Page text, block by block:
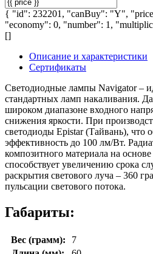
{ "id": 232201, "canBuy": "Y",
"economy": 0, "number": 1,
[]
Описание и характеристики
Сертификаты
Cветодиодные лампы Navigator –
стандартных ламп накаливания.
широком диапазоне входного
снижения яркости. При
светодиоды Epistar (Тайвань), что
эффективность до 100 лм/Вт.
композитного материала на
способствует увеличению срока
раскрытия светового луча – 360
пульсации светового потока.
Габариты:
Вес (грамм):
7